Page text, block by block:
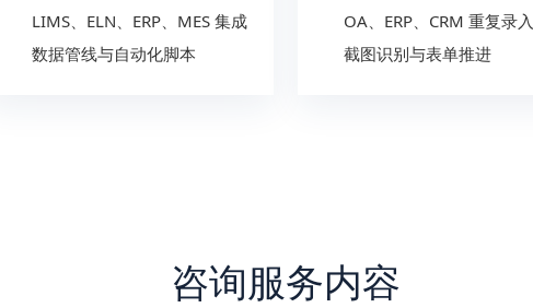
LIMS、ELN、ERP、MES 集成
数据管线与自动化脚本
OA、ERP、CRM 重复录入
截图识别与表单推进
咨询服务内容